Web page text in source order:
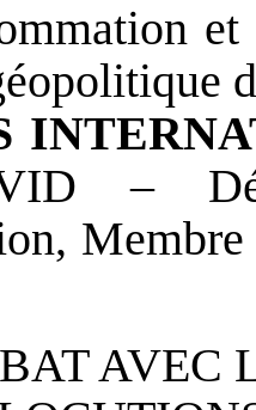
–
AVEC